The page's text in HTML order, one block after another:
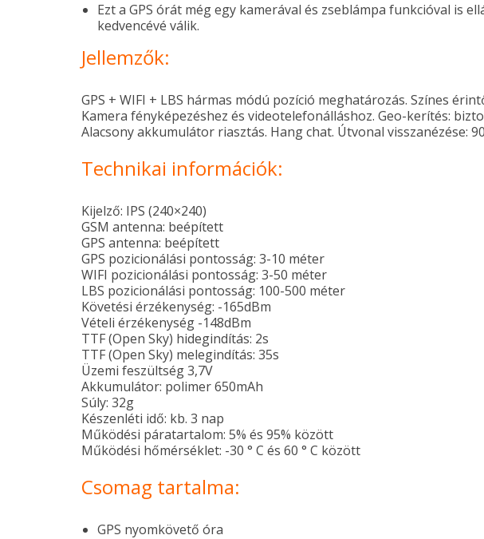
Ezt a GPS órát még egy kamerával és zseblámpa funkcióval is
kedvencévé válik.
Jellemzők:
GPS + WIFI + LBS hármas módú pozíció meghatározás. Színes
Kamera fényképezéshez és videotelefonálláshoz. Geo-kerítés:
Alacsony akkumulátor riasztás. Hang chat. Útvonal visszanézése:
Technikai információk:
Kijelző: IPS (240×240)
GSM antenna: beépített
GPS antenna: beépített
GPS pozicionálási pontosság: 3-10 méter
WIFI pozicionálási pontosság: 3-50 méter
LBS pozicionálási pontosság: 100-500 méter
Követési érzékenység: -165dBm
Vételi érzékenység -148dBm
TTF (Open Sky) hidegindítás: 2s
TTF (Open Sky) melegindítás: 35s
Üzemi feszültség 3,7V
Akkumulátor: polimer 650mAh
Súly: 32g
Készenléti idő: kb. 3 nap
Működési páratartalom: 5% és 95% között
Működési hőmérséklet: -30 ° C és 60 ° C között
Csomag tartalma:
GPS nyomkövető óra